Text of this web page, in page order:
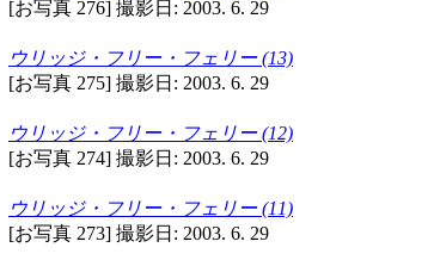
[お写真 276] 撮影日: 2003. 6. 29
ウリッジ・フリー・フェリー (13)
[お写真 275] 撮影日: 2003. 6. 29
ウリッジ・フリー・フェリー (12)
[お写真 274] 撮影日: 2003. 6. 29
ウリッジ・フリー・フェリー (11)
[お写真 273] 撮影日: 2003. 6. 29